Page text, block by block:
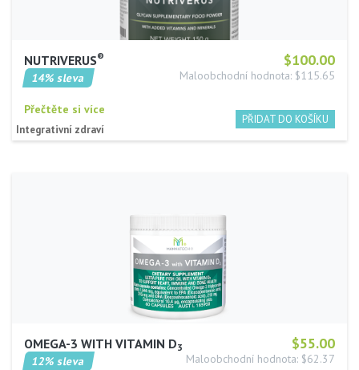
$100.00
NUTRIVERUS®
Maloobchodní hodnota: $115.65
14% sleva
Přečtěte si více
Integrativní zdraví
$55.00
OMEGA-3 WITH VITAMIN D3
Maloobchodní hodnota: $62.37
12% sleva